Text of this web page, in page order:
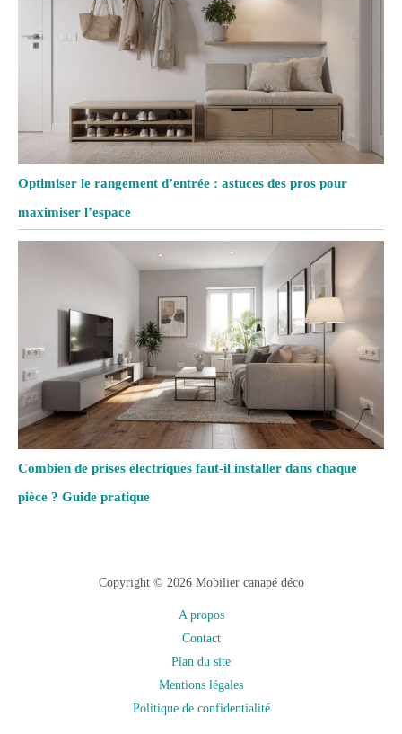
Optimiser le rangement d’entrée : astuces des pros pour
maximiser l’espace
Combien de prises électriques faut-il installer dans chaque
pièce ? Guide pratique
Copyright © 2026 Mobilier canapé déco
A propos
Contact
Plan du site
Mentions légales
Politique de confidentialité